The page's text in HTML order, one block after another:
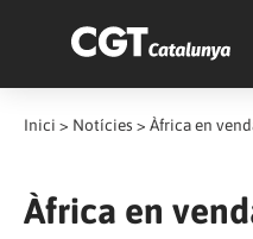
Inici > Notícies > Àfrica en
Àfrica en